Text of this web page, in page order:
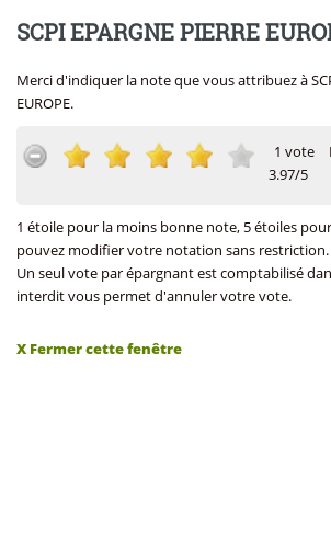
SCPI EPARGNE PIERRE
Merci d'indiquer la note que vous attribuez à
EUROPE.
1 vote
3.97/5
1 étoile pour la moins bonne note, 5 étoiles
pouvez modifier votre notation sans restriction.
Un seul vote par épargnant est comptabilisé
interdit vous permet d'annuler votre vote.
X Fermer cette fenêtre